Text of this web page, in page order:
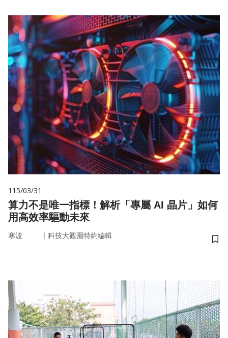
115/03/31
算力不是唯一指標！解析「專屬 AI 晶片」如何
用高效率驅動未來
寒波 ｜ 科技大觀園特約編輯
儲